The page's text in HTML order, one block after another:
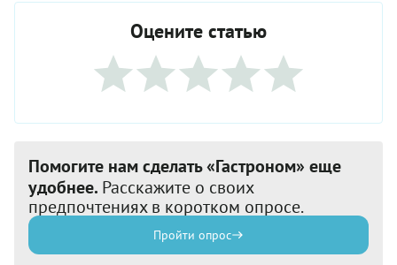
Оцените статью
Помогите нам сделать «Гастроном» еще
удобнее. Расскажите о своих
предпочтениях в коротком опросе.
Пройти опрос